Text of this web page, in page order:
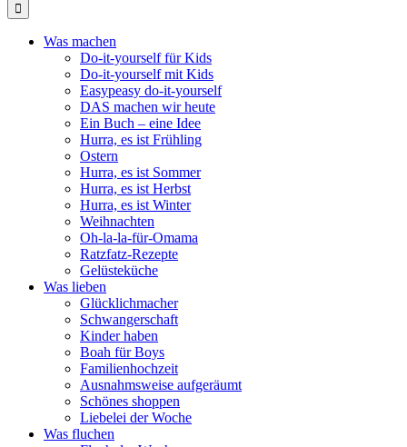
Was machen
Do-it-yourself für Kids
Do-it-yourself mit Kids
Easypeasy do-it-yourself
DAS machen wir heute
Ein Buch – eine Idee
Hurra, es ist Frühling
Ostern
Hurra, es ist Sommer
Hurra, es ist Herbst
Hurra, es ist Winter
Weihnachten
Oh-la-la-für-Omama
Ratzfatz-Rezepte
Gelüsteküche
Was lieben
Glücklichmacher
Schwangerschaft
Kinder haben
Boah für Boys
Familienhochzeit
Ausnahmsweise aufgeräumt
Schönes shoppen
Liebelei der Woche
Was fluchen